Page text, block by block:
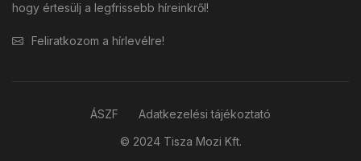
hogy értesülj a legfrissebb híreinkről!
Feliratkozom a hírlevélre!
© 2024 Tisza Mozi Kft.
ÁSZF Adatkezelési tájékoztató